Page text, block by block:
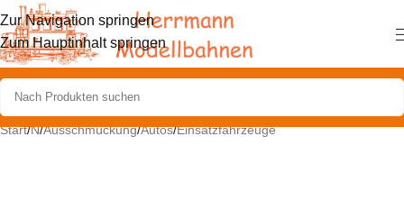
Zur Navigation springen
Zum Hauptinhalt springen
Start/N/Ausschmückung/Autos/Einsatzfahrzeuge